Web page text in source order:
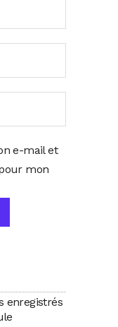
e-mail et
mon
enregistrés